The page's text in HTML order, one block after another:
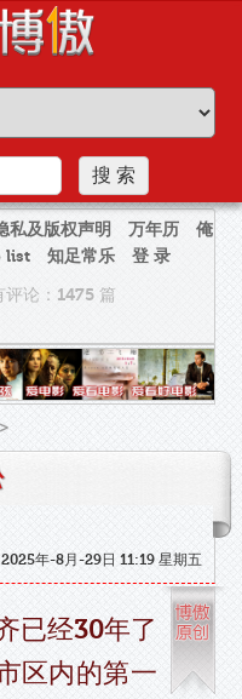
私及版权声明 万年历
俺
list 知足常乐
登 录
评论：1475 篇
2025年-8月-29日 11:19 星期五
经30年了
区内的第一